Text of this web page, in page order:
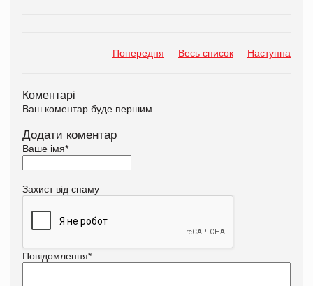
Попередня Весь список Наступна
Коментарі
Ваш коментар буде першим.
Додати коментар
Ваше імя*
Захист від спаму
Повідомлення*